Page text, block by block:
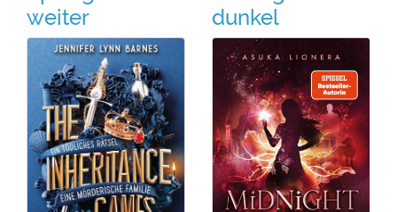
weiter
dunkel